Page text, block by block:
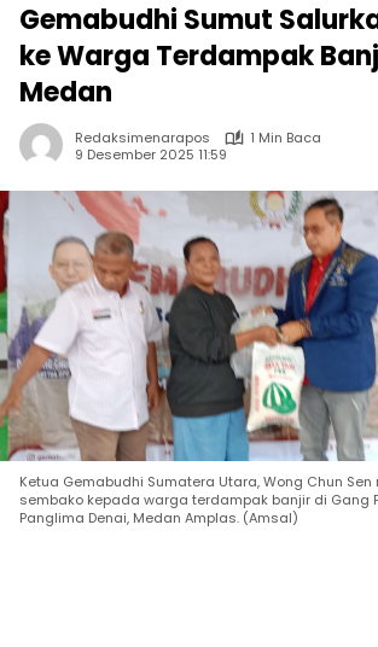
Gemabudhi Sumut
ke Warga Terdampak
Medan
Redaksimenarapos
1 Min Baca
9 Desember 2025 11:59
Ketua Gemabudhi Sumatera Utara, Wong Chun
sembako kepada warga terdampak banjir di Gang
Panglima Denai, Medan Amplas. (Amsal)